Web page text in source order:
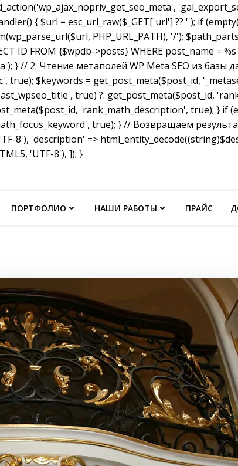
{ $url = esc_url_raw($_GET['url'] ?? ''); if
PHP_URL_PATH), '/');
ID FROM {$wpdb->posts} WHERE post_name =
} // 2. Чтение метаполей WP Meta SEO из
true); $keywords = get_post_meta($post_id,
true) ?: get_post_meta($post_id,
'rank_math_description', true); } if
true); } // Возвращаем
8'), 'description' =>
'UTF-8'), ]); }
ПОРТФОЛИО НАШИ РАБОТЫ ПРАЙС